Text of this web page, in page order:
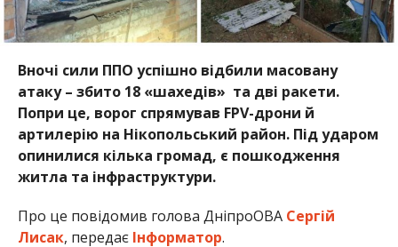
Протягом ночі 21 серпня росіяни атакували
Нікополь, а також Марганецьку, Мирівську та
Покровську громади. Внаслідок обстрілів
зруйновано п’ять приватних будинків і пʼять
господарських споруд. Пошкоджений автомобіль,
газогін та лінії електропередач.
На щастя обійшлося без постраждалих.